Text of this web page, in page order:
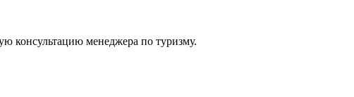
консультацию менеджера по туризму.